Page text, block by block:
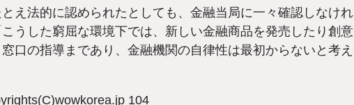
え法的に認められたとしても、金融当局に一々確認しなけれ
うした窮屈な環境下では、新しい金融商品を発売したり創意
口の指導まであり、金融機関の自律性は最初からないと考え
104